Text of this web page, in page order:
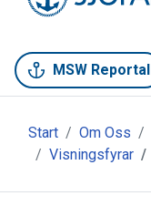
MSW Reportal
Start Om Oss
Visningsfyrar